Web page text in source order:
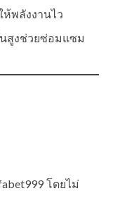
พลังงานไว
สูงช่วยซ่อมแซม
โดยไม่